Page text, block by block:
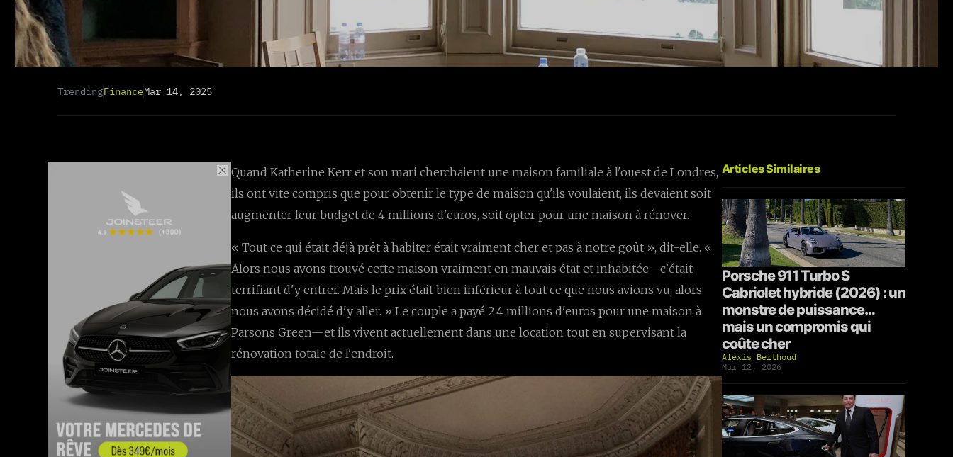
TrendingFinanceMar 14, 2025
Quand Katherine Kerr et son mari cherchaient une maison familiale à l'ouest de Londres,
ils ont vite compris que pour obtenir le type de maison qu'ils voulaient, ils devaient soit
augmenter leur budget de 4 millions d'euros, soit opter pour une maison à rénover.
« Tout ce qui était déjà prêt à habiter était vraiment cher et pas à notre goût », dit-elle. «
Alors nous avons trouvé cette maison vraiment en mauvais état et inhabitée—c'était
terrifiant d'y entrer. Mais le prix était bien inférieur à tout ce que nous avions vu, alors
nous avons décidé d'y aller. » Le couple a payé 2,4 millions d'euros pour une maison à
Parsons Green—et ils vivent actuellement dans une location tout en supervisant la
rénovation totale de l'endroit.
Articles Similaires
Porsche 911 Turbo S
Cabriolet hybride (2026) : un
monstre de puissance…
mais un compromis qui
coûte cher
Alexis Berthoud
Mar 12, 2026